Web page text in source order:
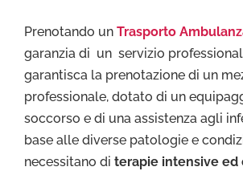
Prenotando un Trasporto
garanzia di un servizio
garantisca la prenotazione di un
professionale, dotato di un
soccorso e di una assistenza agli
base alle diverse patologie e
necessitano di terapie intensive ed